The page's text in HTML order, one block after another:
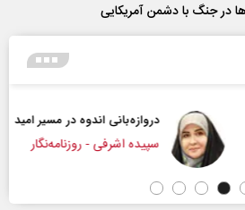
در جنگ با دشمن آمریکایی
اندوه در مسیر امید
- روزنامه‌نگار